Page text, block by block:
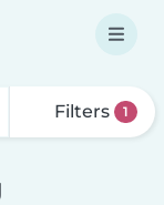
Filters 1